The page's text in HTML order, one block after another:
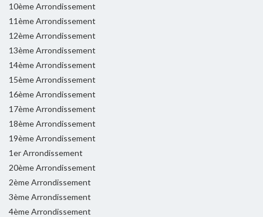
10ème Arrondissement
11ème Arrondissement
12ème Arrondissement
13ème Arrondissement
14ème Arrondissement
15ème Arrondissement
16ème Arrondissement
17ème Arrondissement
18ème Arrondissement
19ème Arrondissement
1er Arrondissement
20ème Arrondissement
2ème Arrondissement
3ème Arrondissement
4ème Arrondissement